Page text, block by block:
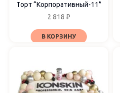
Красный
Оранжевый
Розовый
Серый
Торт “Корпоративный-11”
2 818 ₽
В КОРЗИНУ